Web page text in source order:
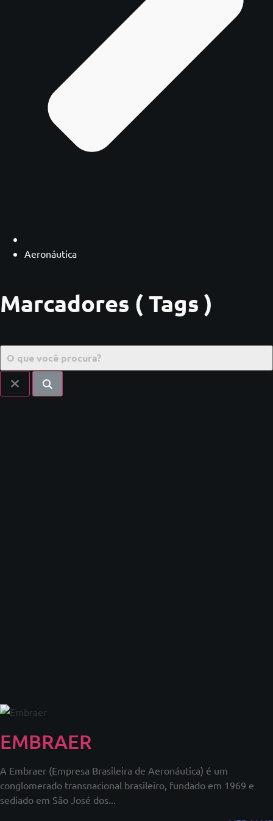
Aeronáutica
Marcadores ( Tags )
EMBRAER
A Embraer (Empresa Brasileira de Aeronáutica) é um
conglomerado transnacional brasileiro, fundado em 1969 e
sediado em São José dos...